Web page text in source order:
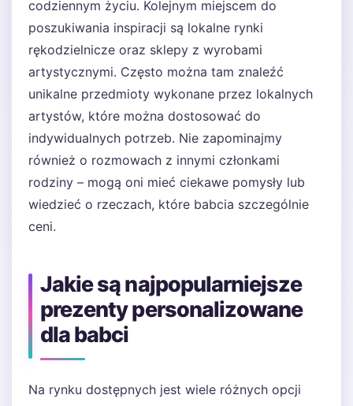
codziennym życiu. Kolejnym miejscem do
poszukiwania inspiracji są lokalne rynki
rękodzielnicze oraz sklepy z wyrobami
artystycznymi. Często można tam znaleźć
unikalne przedmioty wykonane przez lokalnych
artystów, które można dostosować do
indywidualnych potrzeb. Nie zapominajmy
również o rozmowach z innymi członkami
rodziny – mogą oni mieć ciekawe pomysły lub
wiedzieć o rzeczach, które babcia szczególnie
ceni.
Jakie są najpopularniejsze
prezenty personalizowane
dla babci
Na rynku dostępnych jest wiele różnych opcji